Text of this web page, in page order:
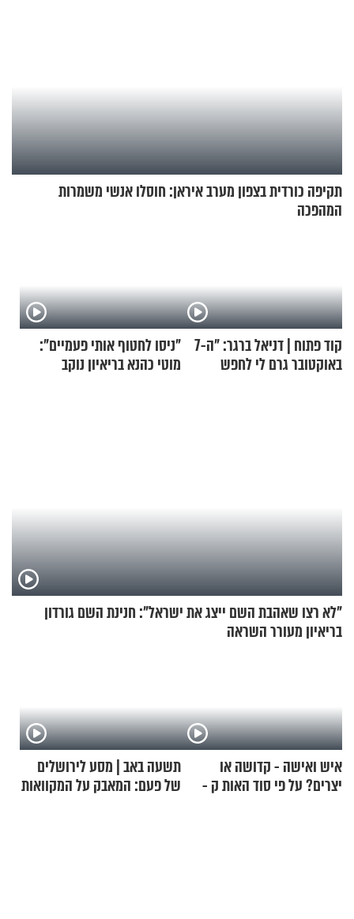
תקיפה כורדית בצפון מערב איראן: חוסלו אנשי משמרות
המהפכה
קוד פתוח | דניאל ברגר: "ה-7
באוקטובר גרם לי לחפש
"ניסו לחטוף אותי פעמיים":
מוטי כהנא בריאיון נוקב
"לא רצו שאהבת השם ייצג את ישראל": חנינת השם גורדון
בריאיון מעורר השראה
איש ואישה - קדושה או
יצרים? על פי סוד האות ק -
תשעה באב | מסע לירושלים
של פעם: המאבק על המקוואות